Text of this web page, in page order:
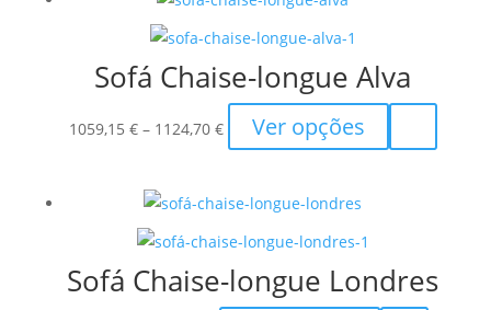
Sofá Chaise-longue Alva
1059,15 € – 1124,70 €Price
range:
through
1124,70 €
Ver opções
product
options
Sofá Chaise-longue Londres